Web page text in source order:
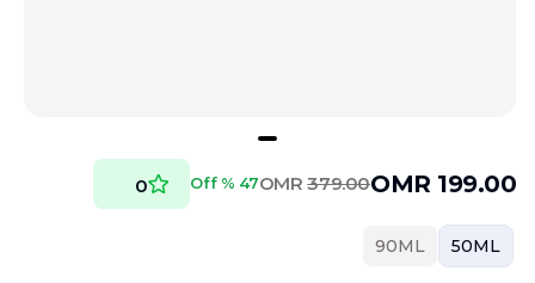
OMR 199.00
OMR 379.00
47 % Off
0
50ML
90ML